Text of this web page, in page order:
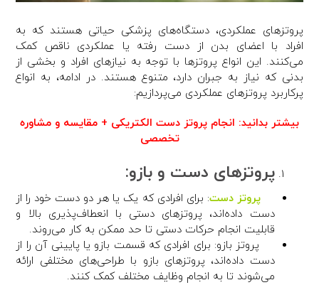
پروتزهای عملکردی، دستگاه‌های پزشکی حیاتی هستند که به
افراد با اعضای بدن از دست رفته یا عملکردی ناقص کمک
می‌کنند. این انواع پروتزها با توجه به نیازهای افراد و بخشی از
بدنی که نیاز به جبران دارد، متنوع هستند. در ادامه، به انواع
پرکاربرد پروتزهای عملکردی می‌پردازیم:
بیشتر بدانید: انجام پروتز دست الکتریکی + مقایسه و مشاوره
تخصصی
پروتزهای دست و بازو:
پروتز دست: برای افرادی که یک یا هر دو دست خود را از
دست داده‌اند، پروتزهای دستی با انعطاف‌پذیری بالا و
قابلیت انجام حرکات دستی تا حد ممکن به کار می‌روند.
پروتز بازو: برای افرادی که قسمت بازو یا پایینی آن را از
دست داده‌اند، پروتزهای بازو با طراحی‌های مختلفی ارائه
می‌شوند تا به انجام وظایف مختلف کمک کنند.